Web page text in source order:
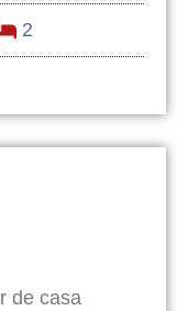
2
de casa